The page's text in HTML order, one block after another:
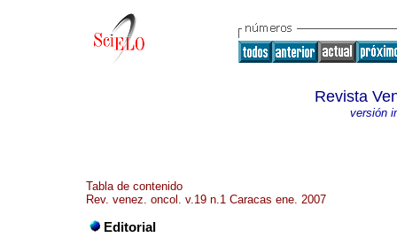
Revista
versión
Tabla de contenido
Rev. venez. oncol. v.19 n.1 Caracas ene. 2007
Editorial